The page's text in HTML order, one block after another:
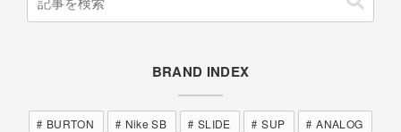
BRAND INDEX
BURTON Nike SB SLIDE SUP
ANALOG